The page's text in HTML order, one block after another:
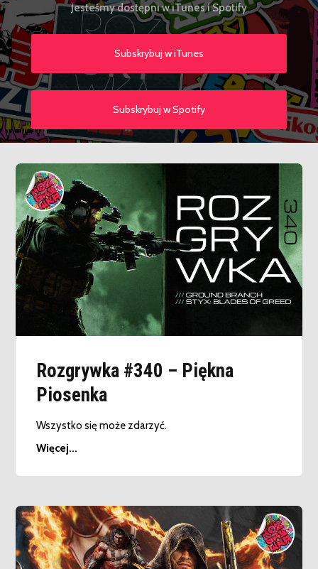
Jesteśmy dostępni w iTunes i Spotify
Subskrybuj w iTunes
Subskrybuj w Spotify
Rozgrywka #340 – Piękna
Piosenka
Wszystko się może zdarzyć.
Więcej...